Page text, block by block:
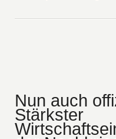
Nun auch
Stärkster